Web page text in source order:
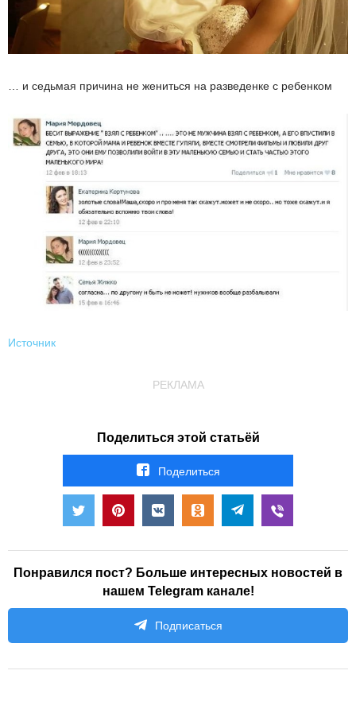
… и седьмая причина не жениться на разведенке с ребенком
Источник
РЕКЛАМА
Поделиться этой статьёй
Поделиться
Понравился пост? Больше интересных новостей в
нашем Telegram канале!
Подписаться